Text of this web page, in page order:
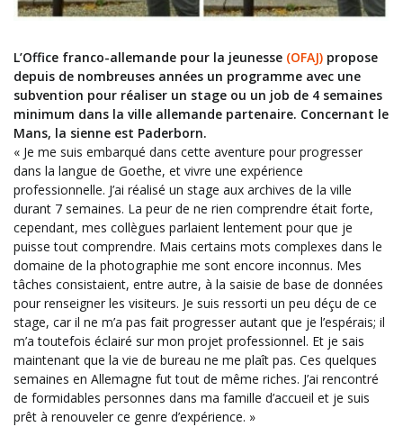
L’Office franco-allemande pour la jeunesse (OFAJ) propose
depuis de nombreuses années un programme avec une
subvention pour réaliser un stage ou un job de 4 semaines
minimum dans la ville allemande partenaire. Concernant le
Mans, la sienne est Paderborn.
« Je me suis embarqué dans cette aventure pour progresser
dans la langue de Goethe, et vivre une expérience
professionnelle. J’ai réalisé un stage aux archives de la ville
durant 7 semaines. La peur de ne rien comprendre était forte,
cependant, mes collègues parlaient lentement pour que je
puisse tout comprendre. Mais certains mots complexes dans le
domaine de la photographie me sont encore inconnus. Mes
tâches consistaient, entre autre, à la saisie de base de données
pour renseigner les visiteurs. Je suis ressorti un peu déçu de ce
stage, car il ne m’a pas fait progresser autant que je l’espérais; il
m’a toutefois éclairé sur mon projet professionnel. Et je sais
maintenant que la vie de bureau ne me plaît pas. Ces quelques
semaines en Allemagne fut tout de même riches. J’ai rencontré
de formidables personnes dans ma famille d’accueil et je suis
prêt à renouveler ce genre d’expérience. »